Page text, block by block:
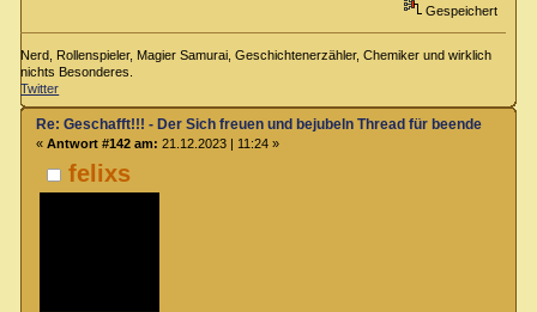
Gespeichert
Nerd, Rollenspieler, Magier Samurai, Geschichtenerzähler, Chemiker und wirklich
nichts Besonderes.
Twitter
felixs
Re: Geschafft!!! - Der Sich freuen und bejubeln Thread für beendete
« Antwort #142 am: 21.12.2023 | 11:24 »